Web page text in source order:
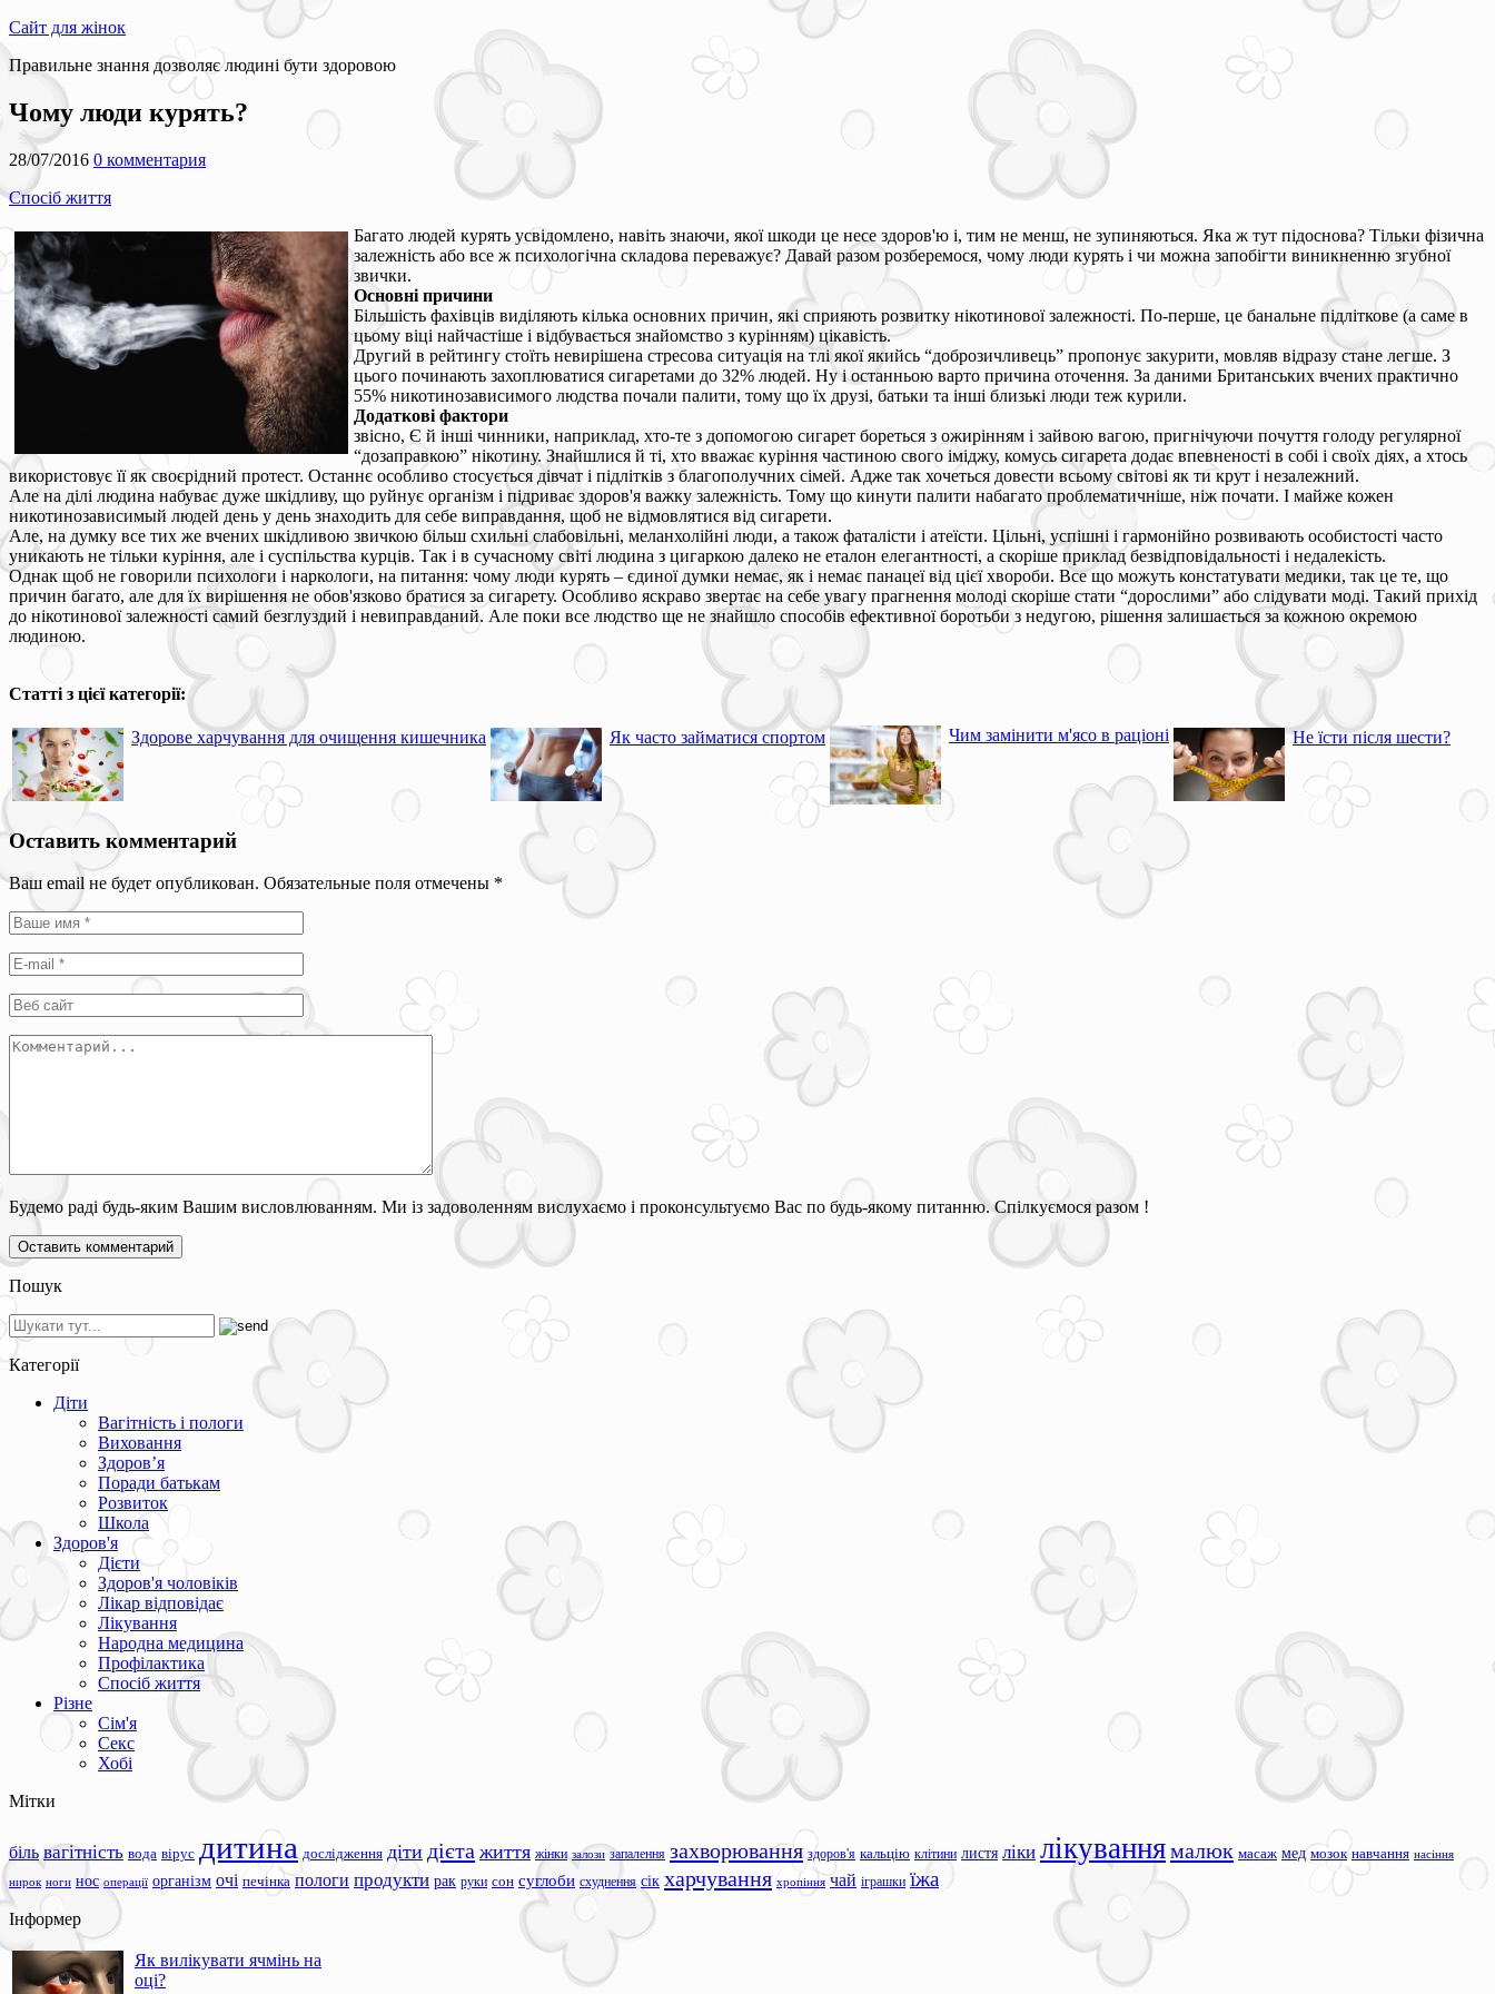
Сайт для жінок
Правильне знання дозволяє людині бути здоровою
Чому люди курять?
28/07/2016 0 комментария
Спосіб життя
Багато людей курять усвідомлено, навіть знаючи, якої шкоди це несе здоров'ю і, тим не менш, не зупиняються. Яка ж тут підоснова? Тільки фізична
залежність або все ж психологічна складова переважує? Давай разом розберемося, чому люди курять і чи можна запобігти виникненню згубної
звички.
Основні причини
Більшість фахівців виділяють кілька основних причин, які сприяють розвитку нікотинової залежності. По-перше, це банальне підліткове (а саме в
цьому віці найчастіше і відбувається знайомство з курінням) цікавість.
Другий в рейтингу стоїть невирішена стресова ситуація на тлі якої якийсь “доброзичливець” пропонує закурити, мовляв відразу стане легше. З
цього починають захоплюватися сигаретами до 32% людей. Ну і останньою варто причина оточення. За даними Британських вчених практично
55% никотинозависимого людства почали палити, тому що їх друзі, батьки та інші близькі люди теж курили.
Додаткові фактори
звісно, Є й інші чинники, наприклад, хто-те з допомогою сигарет бореться з ожирінням і зайвою вагою, пригнічуючи почуття голоду регулярної
“дозаправкою” нікотину. Знайшлися й ті, хто вважає куріння частиною свого іміджу, комусь сигарета додає впевненості в собі і своїх діях, а хтось
використовує її як своєрідний протест. Останнє особливо стосується дівчат і підлітків з благополучних сімей. Адже так хочеться довести всьому світові як ти крут і незалежний.
Але на ділі людина набуває дуже шкідливу, що руйнує організм і підриває здоров'я важку залежність. Тому що кинути палити набагато проблематичніше, ніж почати. І майже кожен
никотинозависимый людей день у день знаходить для себе виправдання, щоб не відмовлятися від сигарети.
Але, на думку все тих же вчених шкідливою звичкою більш схильні слабовільні, меланхолійні люди, а також фаталісти і атеїсти. Цільні, успішні і гармонійно розвивають особистості часто
уникають не тільки куріння, але і суспільства курців. Так і в сучасному світі людина з цигаркою далеко не еталон елегантності, а скоріше приклад безвідповідальності і недалекість.
Однак щоб не говорили психологи і наркологи, на питання: чому люди курять – єдиної думки немає, як і немає панацеї від цієї хвороби. Все що можуть констатувати медики, так це те, що
причин багато, але для їх вирішення не обов'язково братися за сигарету. Особливо яскраво звертає на себе увагу прагнення молоді скоріше стати “дорослими” або слідувати моді. Такий прихід
до нікотинової залежності самий безглуздий і невиправданий. Але поки все людство ще не знайшло способів ефективної боротьби з недугою, рішення залишається за кожною окремою
людиною.
Статті з цієї категорії:
Здорове харчування для очищення кишечника Як часто займатися спортом Чим замінити м'ясо в раціоні Не їсти після шести?
Оставить комментарий
Ваш email не будет опубликован. Обязательные поля отмечены *
Будемо раді будь-яким Вашим висловлюванням. Ми із задоволенням вислухаємо і проконсультуємо Вас по будь-якому питанню. Спілкуємося разом !
Пошук
Категорії
Діти
Вагітність і пологи
Виховання
Здоров’я
Поради батькам
Розвиток
Школа
Здоров'я
Дієти
Здоров'я чоловіків
Лікар відповідає
Лікування
Народна медицина
Профілактика
Спосіб життя
Різне
Сім'я
Секс
Хобі
Мітки
біль вагітність вода вірус дитина дослідження діти дієта життя жінки залози запалення захворювання здоров'я кальцію клітини листя ліки лікуваннямалюк масаж мед мозок навчання насіння
нирок ноги нос операції організм очі печінка пологи продукти рак руки сон суглоби схуднення сік харчування хропіння чай іграшки їжа
Інформер
Як вилікувати ячмінь на
оці?